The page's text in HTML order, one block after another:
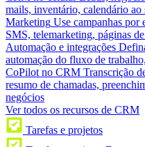
mails, inventário, calendário ao
Marketing Use campanhas por
SMS, telemarketing, páginas
Automação e integrações
automação do fluxo de
CoPilot no CRM Transcrição
resumo de chamadas,
negócios
Ver todos os recursos de CRM
Tarefas e projetos